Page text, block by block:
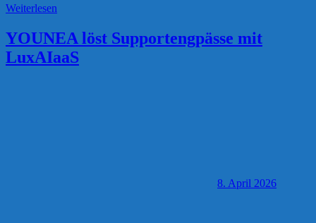
Weiterlesen
YOUNEA löst Supportengpässe mit
LuxAIaaS
8. April 2026